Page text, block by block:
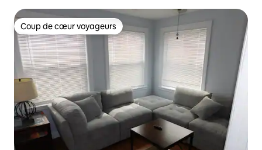
Coup de cœur voyageurs
Coup de cœur voyageurs